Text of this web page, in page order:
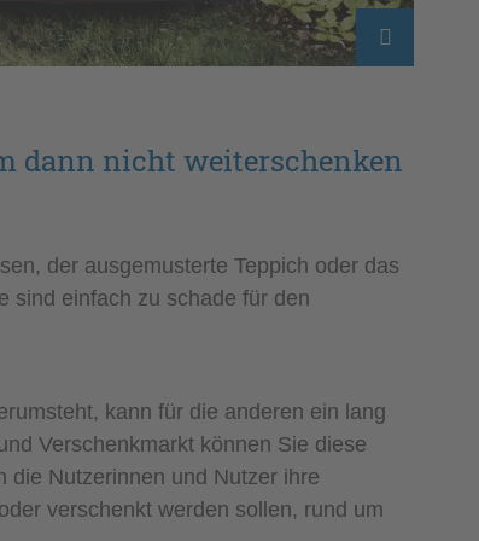
dann nicht weiterschenken
der ausgemusterte Teppich oder das
sind einfach zu schade für den
kann für die anderen ein lang
Verschenkmarkt können Sie diese
die Nutzerinnen und Nutzer ihre
verschenkt werden sollen, rund um